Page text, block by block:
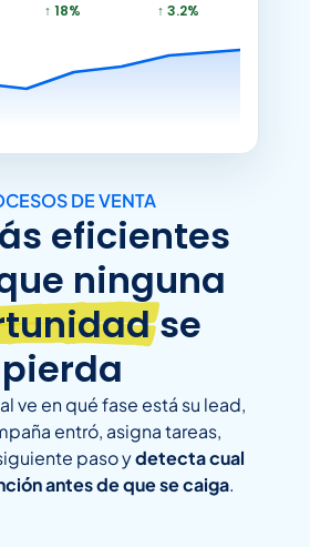
↑ 18%
↑ 3.2%
DE VENTA
eficientes
ninguna
se
pierda
ve en qué fase está su lead,
entró, asigna tareas,
paso ydetecta cual
antes de que se caiga.